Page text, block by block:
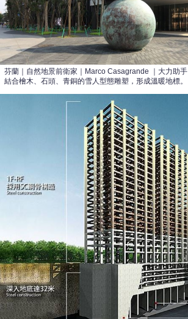
芬蘭｜自然地景前衛家｜Marco Casagrande ｜大力助手
結合檜木、石頭、青銅的雪人型態雕塑，形成溫暖地標。